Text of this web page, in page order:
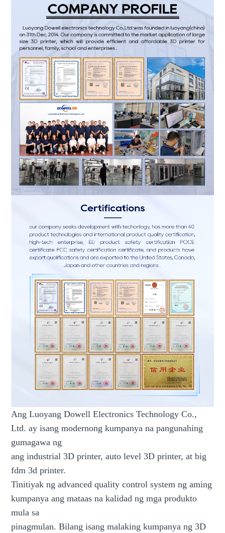
Ang Luoyang Dowell Electronics Technology Co.,
Ltd. ay isang modernong kumpanya na pangunahing
gumagawa ng
ang industrial 3D printer, auto level 3D printer, at big
fdm 3d printer.
Tinitiyak ng advanced quality control system ng aming
kumpanya ang mataas na kalidad ng mga produkto
mula sa
pinagmulan. Bilang isang malaking kumpanya ng 3D